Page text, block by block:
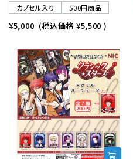
カプセル入り 500円商品
¥5,000 (税込価格 ¥5,500 )